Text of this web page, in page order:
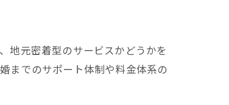
地元密着型のサービスかどうかを
までのサポート体制や料金体系の